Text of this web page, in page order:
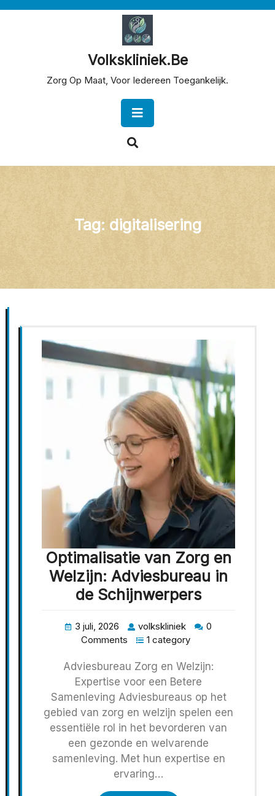
Volkskliniek.be
Zorg Op Maat, Voor Iedereen Toegankelijk.
Button
Tag: digitalisering
Optimalisatie van Zorg en
Welzijn: Adviesbureau in
de Schijnwerpers
3 juli, 2026 volkskliniek
0
Comments
1 category
Adviesbureau Zorg en Welzijn:
Expertise voor een Betere
Samenleving Adviesbureaus op het
gebied van zorg en welzijn spelen een
essentiële rol in het bevorderen van
een gezonde en welvarende
samenleving. Met hun expertise en
ervaring…